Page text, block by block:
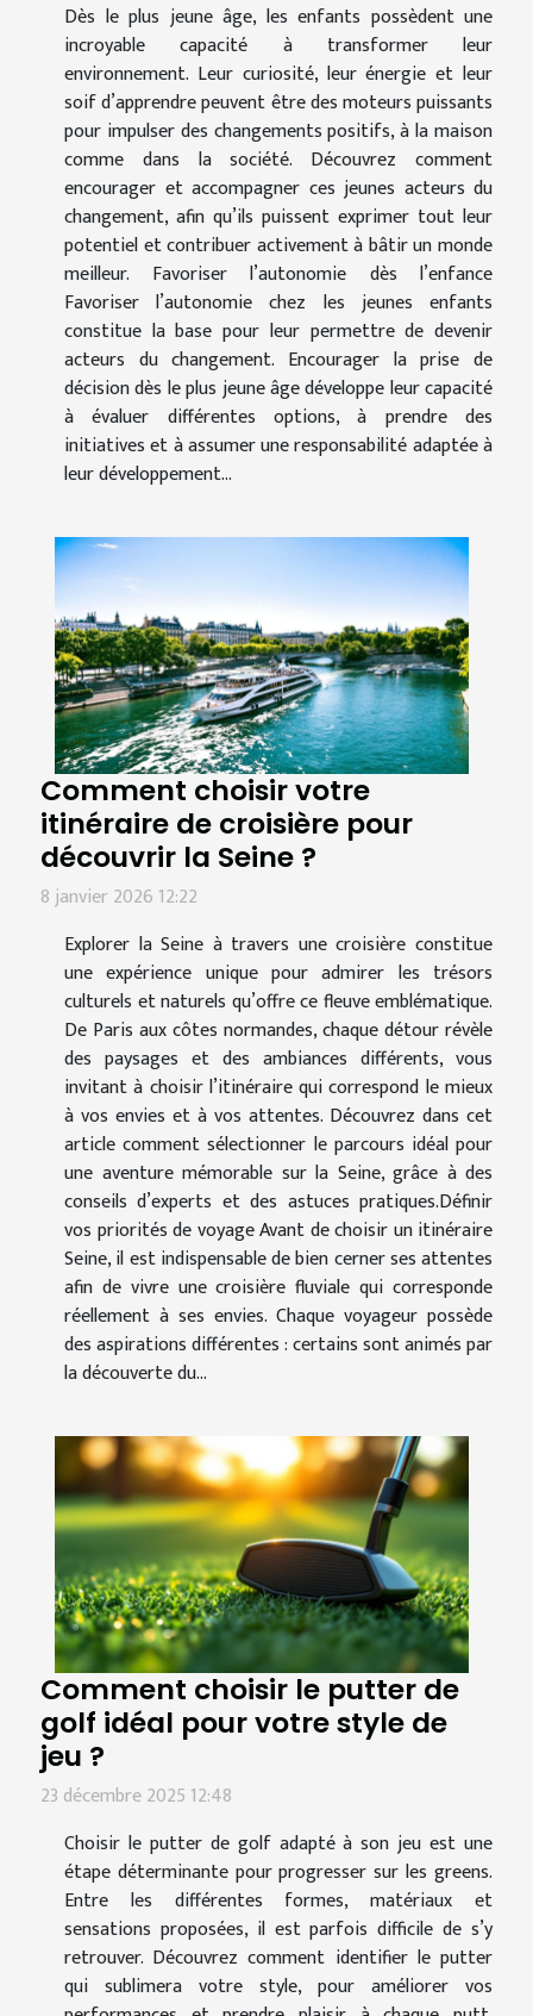
Dès le plus jeune âge, les enfants possèdent une
incroyable capacité à transformer leur
environnement. Leur curiosité, leur énergie et leur
soif d’apprendre peuvent être des moteurs puissants
pour impulser des changements positifs, à la maison
comme dans la société. Découvrez comment
encourager et accompagner ces jeunes acteurs du
changement, afin qu’ils puissent exprimer tout leur
potentiel et contribuer activement à bâtir un monde
meilleur. Favoriser l’autonomie dès l’enfance
Favoriser l’autonomie chez les jeunes enfants
constitue la base pour leur permettre de devenir
acteurs du changement. Encourager la prise de
décision dès le plus jeune âge développe leur capacité
à évaluer différentes options, à prendre des
initiatives et à assumer une responsabilité adaptée à
leur développement...
Comment choisir votre
itinéraire de croisière pour
découvrir la Seine ?
8 janvier 2026 12:22
Explorer la Seine à travers une croisière constitue
une expérience unique pour admirer les trésors
culturels et naturels qu’offre ce fleuve emblématique.
De Paris aux côtes normandes, chaque détour révèle
des paysages et des ambiances différents, vous
invitant à choisir l’itinéraire qui correspond le mieux
à vos envies et à vos attentes. Découvrez dans cet
article comment sélectionner le parcours idéal pour
une aventure mémorable sur la Seine, grâce à des
conseils d’experts et des astuces pratiques.Définir
vos priorités de voyage Avant de choisir un itinéraire
Seine, il est indispensable de bien cerner ses attentes
afin de vivre une croisière fluviale qui corresponde
réellement à ses envies. Chaque voyageur possède
des aspirations différentes : certains sont animés par
la découverte du...
Comment choisir le putter de
golf idéal pour votre style de
jeu ?
23 décembre 2025 12:48
Choisir le putter de golf adapté à son jeu est une
étape déterminante pour progresser sur les greens.
Entre les différentes formes, matériaux et
sensations proposées, il est parfois difficile de s’y
retrouver. Découvrez comment identifier le putter
qui sublimera votre style, pour améliorer vos